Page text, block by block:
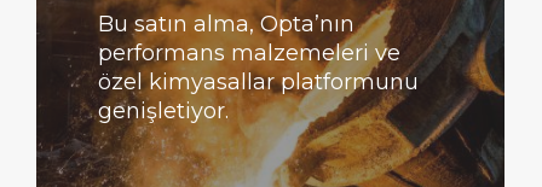
Bu satın alma, Opta’nın
performans malzemeleri ve
özel kimyasallar platformunu
genişletiyor.